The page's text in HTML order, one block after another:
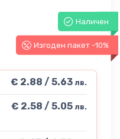
Наличен
Изгоден пакет -10%
€ 2.88 / 5.63 лв.
€ 2.58 / 5.05 лв.